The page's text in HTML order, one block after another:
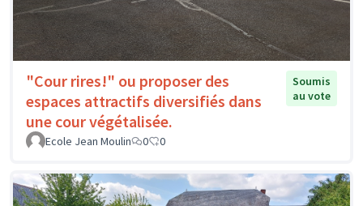
"Cour rires!" ou proposer des
espaces attractifs diversifiés dans
une cour végétalisée.
Soumis
au vote
Ecole Jean Moulin 0 0